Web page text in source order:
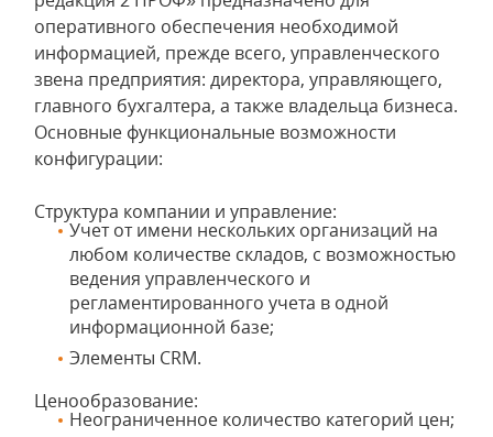
оперативного обеспечения необходимой
информацией, прежде всего, управленческого
звена предприятия: директора, управляющего,
главного бухгалтера, а также владельца бизнеса.
Основные функциональные возможности
конфигурации:
Структура компании и управление:
Учет от имени нескольких организаций на
любом количестве складов, с возможностью
ведения управленческого и
регламентированного учета в одной
информационной базе;
Элементы CRM.
Ценообразование:
Неограниченное количество категорий цен;